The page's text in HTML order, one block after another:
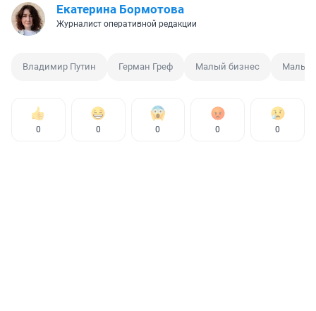
Екатерина Бормотова
Журналист оперативной редакции
Владимир Путин Герман Греф Малый бизнес Малый
0 0 0 0 0